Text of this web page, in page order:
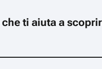
ti aiuta a